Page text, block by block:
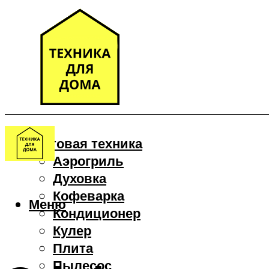
Бытовая техника
Аэрогриль
Духовка
Кофеварка
Кондиционер
Кулер
Плита
Пылесос
Меню